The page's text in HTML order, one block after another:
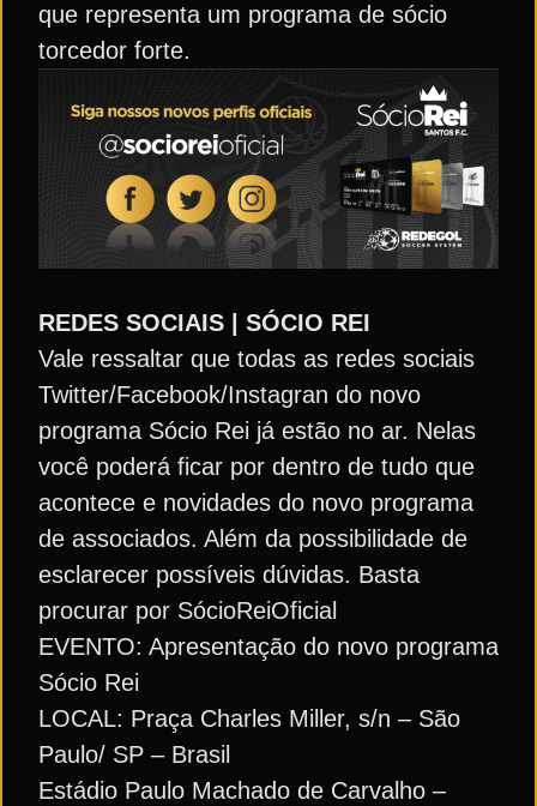
que representa um programa de sócio
torcedor forte.
REDES SOCIAIS | SÓCIO REI
Vale ressaltar que todas as redes sociais
Twitter/Facebook/Instagran do novo
programa Sócio Rei já estão no ar. Nelas
você poderá ficar por dentro de tudo que
acontece e novidades do novo programa
de associados. Além da possibilidade de
esclarecer possíveis dúvidas. Basta
procurar por SócioReiOficial
EVENTO: Apresentação do novo programa
Sócio Rei
LOCAL: Praça Charles Miller, s/n – São
Paulo/ SP – Brasil
Estádio Paulo Machado de Carvalho –